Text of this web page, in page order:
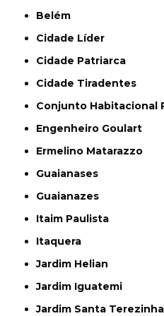
Belém
Cidade Líder
Cidade Patriarca
Cidade Tiradentes
Conjunto
Engenheiro Goulart
Ermelino Matarazzo
Guaianases
Guaianazes
Itaim Paulista
Itaquera
Jardim Helian
Jardim Iguatemi
Jardim Santa Terezinha